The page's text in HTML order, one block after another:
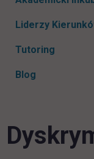
Liderzy
Tutoring
Blog